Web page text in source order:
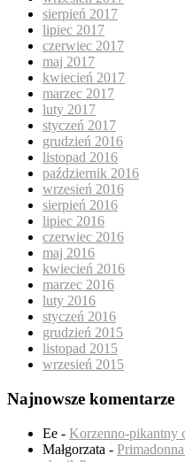
sierpień 2017
lipiec 2017
czerwiec 2017
maj 2017
kwiecień 2017
marzec 2017
luty 2017
styczeń 2017
grudzień 2016
listopad 2016
październik 2016
wrzesień 2016
sierpień 2016
lipiec 2016
czerwiec 2016
maj 2016
kwiecień 2016
marzec 2016
luty 2016
styczeń 2016
grudzień 2015
listopad 2015
wrzesień 2015
Najnowsze komentarze
Ee - Korzenno-pikantny
Małgorzata -